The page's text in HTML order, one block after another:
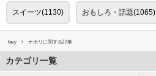
スイーツ(1130) おもしろ・話題(1065)
favy ナポリに関する記事
カテゴリ一覧